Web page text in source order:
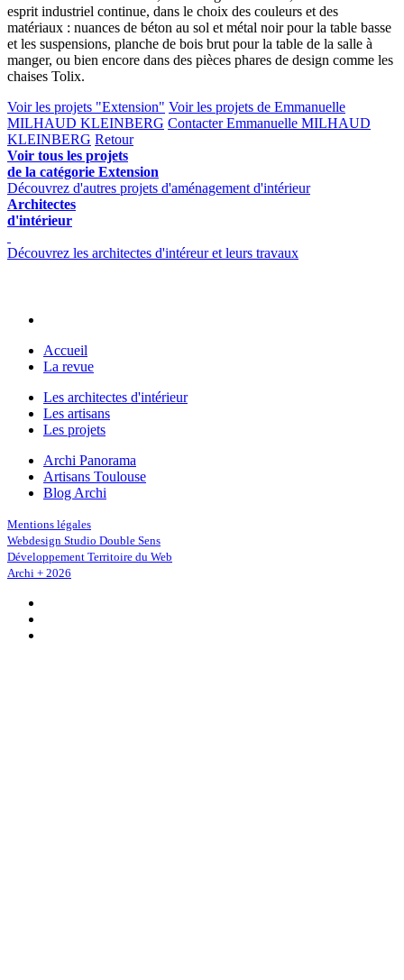
esprit industriel continue, dans le choix des couleurs et des
matériaux : nuances de béton au sol et métal noir pour la table basse
et les suspensions, planche de bois brut pour la table de la salle à
manger, ou bien encore dans des pièces phares de design comme les
chaises Tolix.
Voir les projets "Extension" Voir les projets de Emmanuelle
MILHAUD KLEINBERG Contacter Emmanuelle MILHAUD
KLEINBERG Retour
Voir tous les projets
de la catégorie Extension
Découvrez d'autres projets d'aménagement d'intérieur
Architectes
d'intérieur
Découvrez les architectes d'intéreur et leurs travaux
Accueil
La revue
Les architectes d'intérieur
Les artisans
Les projets
Archi Panorama
Artisans Toulouse
Blog Archi
Mentions légales
Webdesign Studio Double Sens
Développement Territoire du Web
Archi + 2026